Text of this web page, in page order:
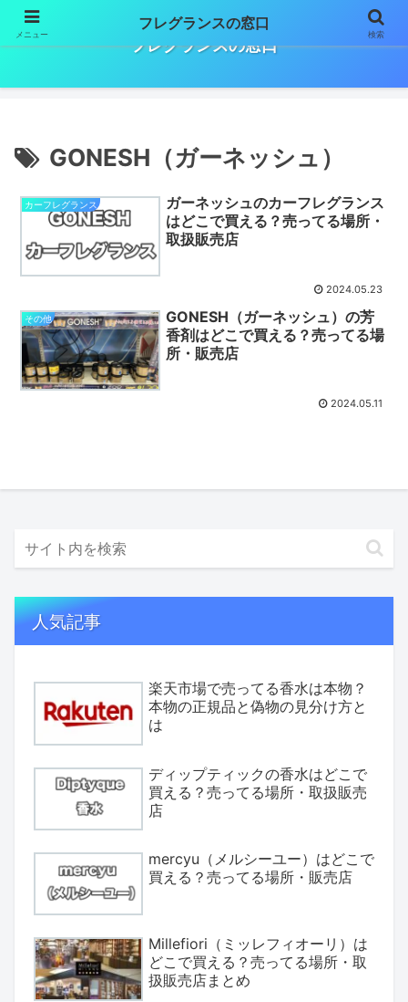
フレグランスの窓口
GONESH（ガーネッシュ）
カーフレグランス
ガーネッシュのカーフレグランス
はどこで買える？売ってる場所・
取扱販売店
2024.05.23
その他
GONESH（ガーネッシュ）の芳
香剤はどこで買える？売ってる場
所・販売店
2024.05.11
人気記事
楽天市場で売ってる香水は本物？
本物の正規品と偽物の見分け方と
は
ディップティックの香水はどこで
買える？売ってる場所・取扱販売
店
mercyu（メルシーユー）はどこで
買える？売ってる場所・販売店
Millefiori（ミッレフィオーリ）は
どこで買える？売ってる場所・取
扱販売店まとめ
メニュー
フレグランスの窓口
検索